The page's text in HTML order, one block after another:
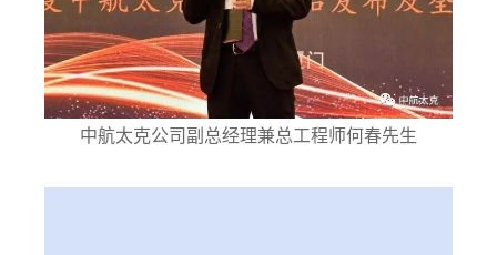
中航太克公司副总经理兼总工程师何春先生